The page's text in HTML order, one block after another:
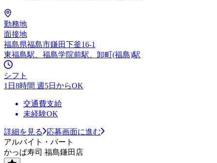
勤務地
面接地
福島県福島市鎌田下釜16-1
東福島駅、福島学院前駅、卸町(福島)駅
シフト
1日8時間 週5日からOK
交通費支給
未経験OK
詳細を見る
応募画面に進む
アルバイト・パート
かっぱ寿司 福島鎌田店